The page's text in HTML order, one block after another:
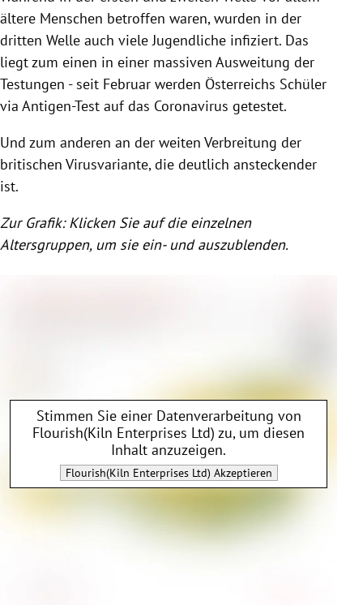
ältere Menschen betroffen waren, wurden in der
dritten Welle auch viele Jugendliche infiziert. Das
liegt zum einen in einer massiven Ausweitung der
Testungen - seit Februar werden Österreichs Schüler
via Antigen-Test auf das Coronavirus getestet.
Und zum anderen an der weiten Verbreitung der
britischen Virusvariante, die deutlich ansteckender
ist.
Zur Grafik: Klicken Sie auf die einzelnen
Altersgruppen, um sie ein- und auszublenden.
Stimmen Sie einer Datenverarbeitung von
Flourish(Kiln Enterprises Ltd) zu, um diesen
Inhalt anzuzeigen.
Flourish(Kiln Enterprises Ltd) Akzeptieren